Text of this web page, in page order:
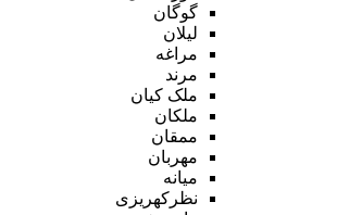
گوگان
لیلان
مراغه
مرند
ملک کیان
ملکان
ممقان
مهربان
میانه
نظرکهریزی